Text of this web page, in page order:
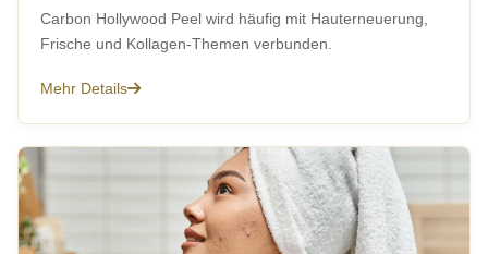
Carbon Hollywood Peel wird häufig mit Hauterneuerung,
Frische und Kollagen-Themen verbunden.
Mehr Details